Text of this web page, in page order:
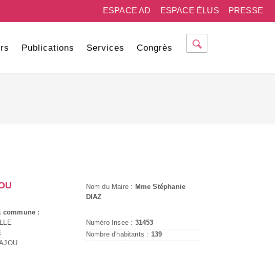
PRESSE
ESPACE ÉLUS
ESPACE AD
Publications Services Congrès
commune :
Nom du Maire : Mme Stéphanie
DIAZ
Numéro Insee : 31453
Nombre d'habitants : 139